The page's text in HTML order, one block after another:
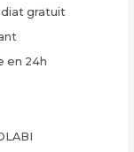
gratuit
en 24h